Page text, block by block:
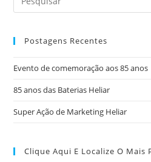
Postagens Recentes
Evento de comemoração aos 85 anos
85 anos das Baterias Heliar
Super Ação de Marketing Heliar
Clique Aqui E Localize O Mais